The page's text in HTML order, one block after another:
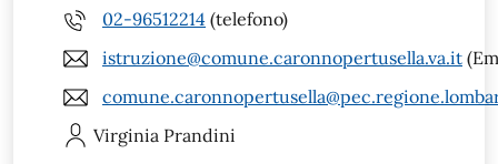
02-96512214 (telefono)
istruzione@comune.caronnopertusella.va.it
Virginia Prandini